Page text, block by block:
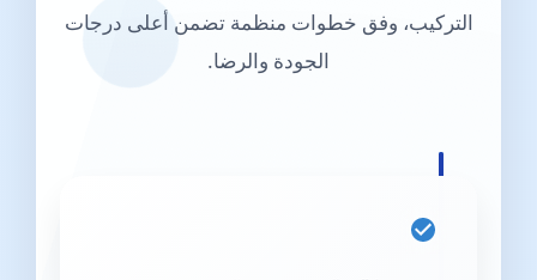
التركيب، وفق خطوات منظمة تضمن أعلى درجات
الجودة والرضا.